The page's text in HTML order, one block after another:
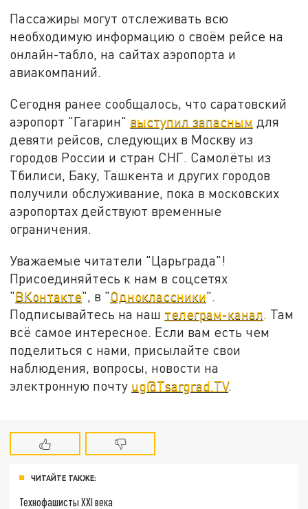
Пассажиры могут отслеживать всю
необходимую информацию о своём рейсе на
онлайн-табло, на сайтах аэропорта и
авиакомпаний.
Сегодня ранее сообщалось, что саратовский
аэропорт "Гагарин" выступил запасным для
девяти рейсов, следующих в Москву из
городов России и стран СНГ. Самолёты из
Тбилиси, Баку, Ташкента и других городов
получили обслуживание, пока в московских
аэропортах действуют временные
ограничения.
Уважаемые читатели "Царьграда"!
Присоединяйтесь к нам в соцсетях
"ВКонтакте", в "Одноклассники".
Подписывайтесь на наш телеграм-канал. Там
всё самое интересное. Если вам есть чем
поделиться с нами, присылайте свои
наблюдения, вопросы, новости на
электронную почту ug@Tsargrad.TV.
ЧИТАЙТЕ ТАКЖЕ:
Технофашисты XXI века